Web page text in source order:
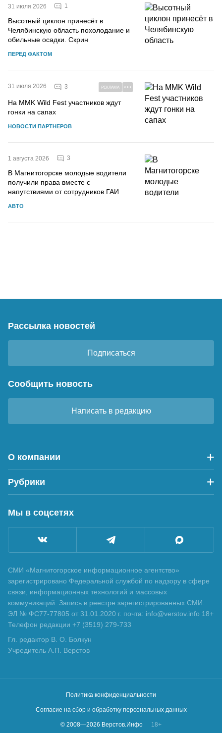
31 июля 2026 1
Высотный циклон принесёт в
Челябинскую область похолодание и
обильные осадки. Скрин
ПЕРЕД ФАКТОМ
31 июля 2026 3 РЕКЛАМА
На MMK Wild Fest участников ждут
гонки на сапах
НОВОСТИ ПАРТНЕРОВ
1 августа 2026 3
В Магнитогорске молодые водители
получили права вместе с
напутствиями от сотрудников ГАИ
АВТО
Рассылка новостей
Подписаться
Сообщить новость
Написать в редакцию
О компании
Рубрики
Мы в соцсетях
СМИ «Магнитогорское информационное агентство»
зарегистрировано Федеральной службой по надзору в сфере
связи, информационных технологий и массовых
коммуникаций. Запись в реестре зарегистрированных СМИ:
ЭЛ № ФС77-77805 от 31.01.2020 г. почта: info@verstov.info 18+
Телефон редакции +7 (3519) 279-733
Гл. редактор В. О. Болкун
Учредитель А.П. Верстов
Политика конфиденциальности
Согласие на сбор и обработку персональных данных
© 2008—2026 Верстов.Инфо 18+